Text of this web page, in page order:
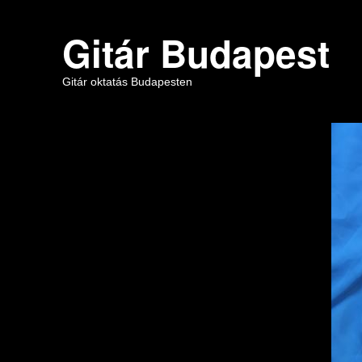
Gitár Budapest
Gitár oktatás Budapesten